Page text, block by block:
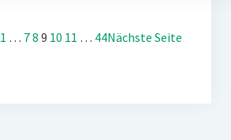
1 … 78 9 10 11 … 44Nächste Seite